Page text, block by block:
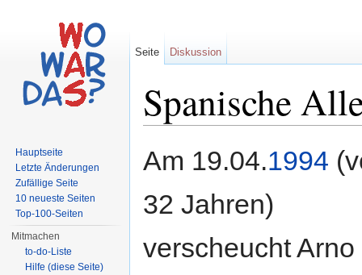
Spanische
Am 19.04.1994
32 Jahren)
verscheucht Arno
Seite Diskussion
Hauptseite
Letzte Änderungen
Zufällige Seite
10 neueste Seiten
Top-100-Seiten
Mitmachen
to-do-Liste
Hilfe (diese Seite)